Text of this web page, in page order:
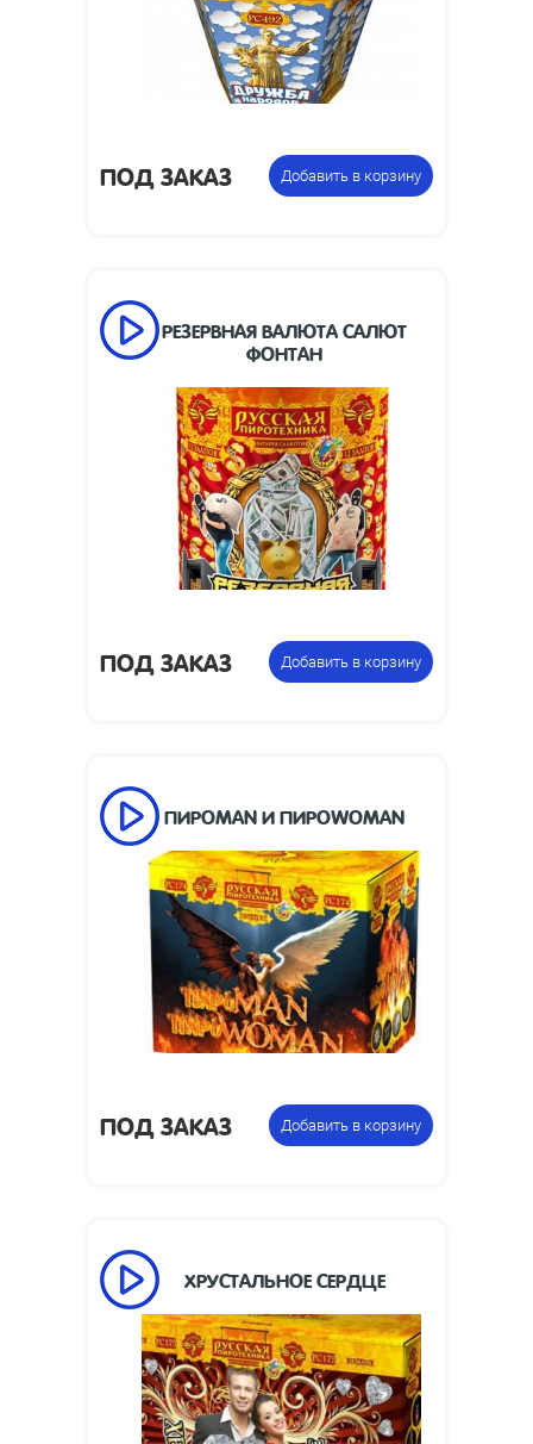
Вес упаковки, кг:
1.64
Цена указана за
Фонтан
пиротехнический
ПОД ЗАКАЗ Добавить в корзину
РЕЗЕРВНАЯ ВАЛЮТА САЛЮТ
ФОНТАН
Число залпов:
12
Время работы, сек:
35
Высота взлета, м:
35
1 дюйм
Размеры упаковки, мм:
146 х 175
Цена указана за
фасовку:
Фейерверк +
фонтан
ПОД ЗАКАЗ Добавить в корзину
ПИРОMAN И ПИРОWOMAN
Число залпов:
18
Время работы, сек:
70
Высота взлета, м:
40
Калибр:
1.2 дюйма
Размеры упаковки, мм:
170 х 260 х 225
Цена указана за
фасовку:
Фейерверк +
фонтан
ПОД ЗАКАЗ Добавить в корзину
ХРУСТАЛЬНОЕ СЕРДЦЕ
Цена указана за
фасовку:
Упаковка из 6
бенгальских свечей